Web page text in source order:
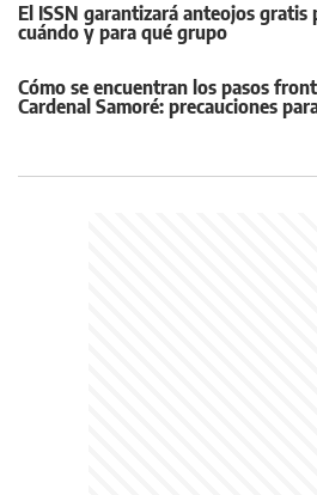
El ISSN garantizará anteojos gratis
cuándo y para qué grupo
Cómo se encuentran los pasos
Cardenal Samoré: precauciones